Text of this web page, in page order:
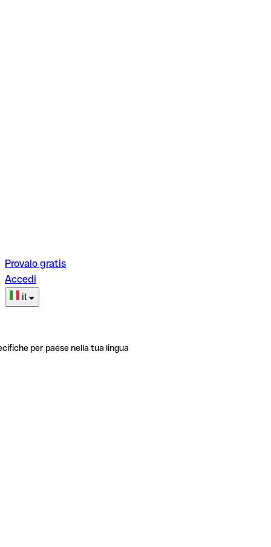
Provalo gratis
Accedi
it
per paese nella tua lingua